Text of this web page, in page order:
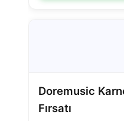
Doremusic
Fırsatı